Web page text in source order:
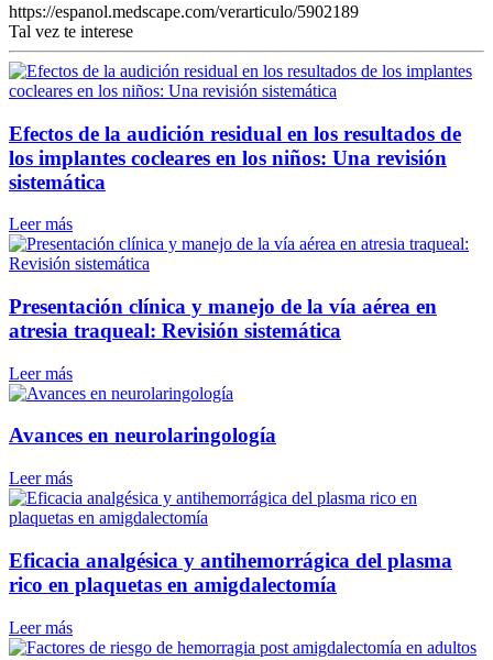
https://espanol.medscape.com/verarticulo/5902189
Tal vez te interese
Efectos de la audición residual en los resultados de
los implantes cocleares en los niños: Una revisión
sistemática
Leer más
Presentación clínica y manejo de la vía aérea en
atresia traqueal: Revisión sistemática
Leer más
Avances en neurolaringología
Leer más
Eficacia analgésica y antihemorrágica del plasma
rico en plaquetas en amigdalectomía
Leer más